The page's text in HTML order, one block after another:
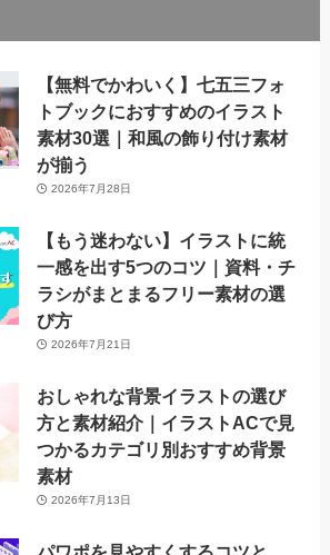
【無料でかわいく】七五三フォ
トブックにおすすめのイラスト
素材30選｜和風の飾り付け素材
が揃う
2026年7月28日
【もう迷わない】イラストに統
一感を出す5つのコツ｜資料・チ
ラシがまとまるフリー素材の選
び方
2026年7月21日
おしゃれな背景イラストの選び
方と素材紹介｜イラストACで見
つかるカテゴリ別おすすめ背景
素材
2026年7月13日